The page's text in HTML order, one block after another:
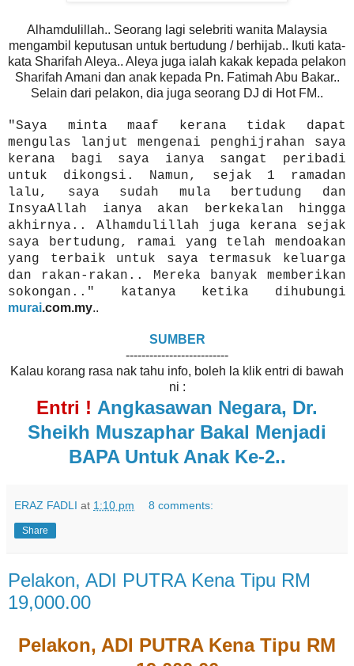
Alhamdulillah.. Seorang lagi selebriti wanita Malaysia
mengambil keputusan untuk bertudung / berhijab.. Ikuti kata-
kata Sharifah Aleya.. Aleya juga ialah kakak kepada pelakon
Sharifah Amani dan anak kepada Pn. Fatimah Abu Bakar..
Selain dari pelakon, dia juga seorang DJ di Hot FM..
"Saya minta maaf kerana tidak dapat
mengulas lanjut mengenai penghijrahan saya
kerana bagi saya ianya sangat peribadi
untuk dikongsi. Namun, sejak 1 ramadan
lalu, saya sudah mula bertudung dan
InsyaAllah ianya akan berkekalan hingga
akhirnya.. Alhamdulillah juga kerana sejak
saya bertudung, ramai yang telah mendoakan
yang terbaik untuk saya termasuk keluarga
dan rakan-rakan.. Mereka banyak memberikan
sokongan.." katanya ketika dihubungi
murai.com.my..
SUMBER
--------------------------
Kalau korang rasa nak tahu info, boleh la klik entri di bawah
ni :
Entri ! Angkasawan Negara, Dr.
Sheikh Muszaphar Bakal Menjadi
BAPA Untuk Anak Ke-2..
ERAZ FADLI at 1:10 pm 8 comments:
Share
Pelakon, ADI PUTRA Kena Tipu RM
19,000.00
Pelakon, ADI PUTRA Kena Tipu RM